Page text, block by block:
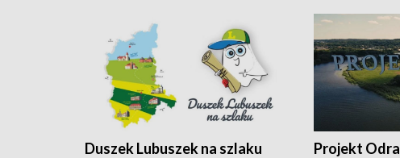
Duszek Lubuszek na szlaku Projekt Odra